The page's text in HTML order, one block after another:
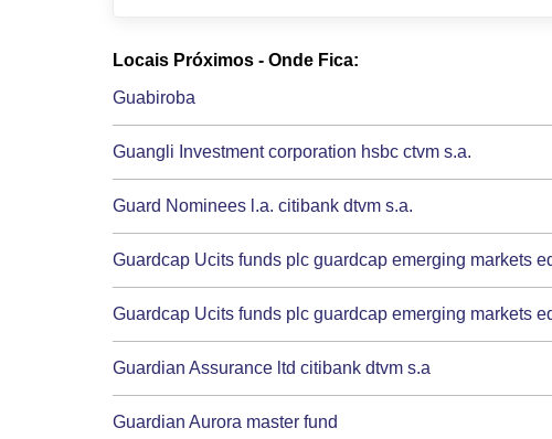
Locais Próximos - Onde Fica:
Guabiroba
Guangli Investment corporation hsbc ctvm s.a.
Guard Nominees l.a. citibank dtvm s.a.
Guardcap Ucits funds plc guardcap emerging markets
Guardcap Ucits funds plc guardcap emerging markets
Guardian Assurance ltd citibank dtvm s.a
Guardian Aurora master fund